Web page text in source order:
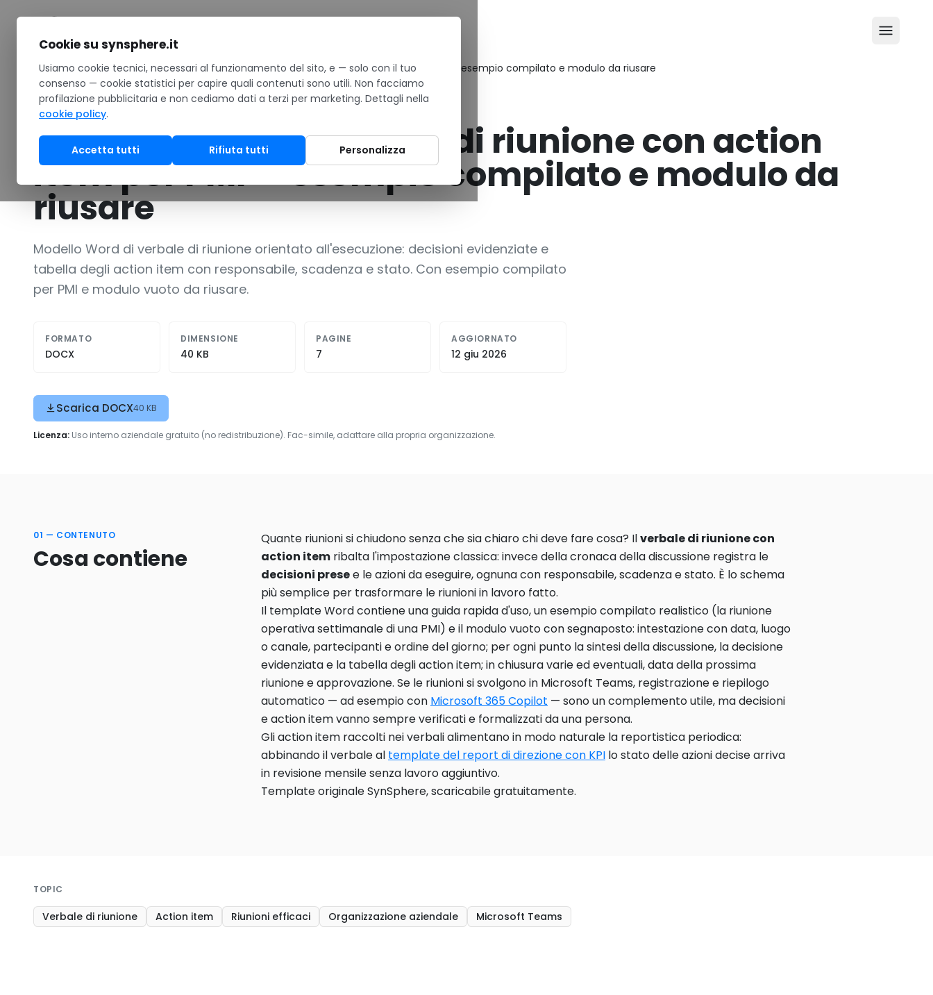
Home/Risorse/Download/Template Word: verbale di riunione con action item per PMI — esempio compilato e modulo da riusare
TEMPLATE WORD Business / PMI
Template Word: verbale di riunione con action
item per PMI — esempio compilato e modulo da
riusare
Modello Word di verbale di riunione orientato all'esecuzione: decisioni evidenziate e
tabella degli action item con responsabile, scadenza e stato. Con esempio compilato
per PMI e modulo vuoto da riusare.
FORMATO
DOCX
DIMENSIONE
40 KB
PAGINE
7
AGGIORNATO
12 giu 2026
Scarica DOCX40 KB
Licenza: Uso interno aziendale gratuito (no redistribuzione). Fac-simile, adattare alla propria organizzazione.
01 — CONTENUTO
Cosa contiene
Quante riunioni si chiudono senza che sia chiaro chi deve fare cosa? Ilverbale di riunione con
action item ribalta l'impostazione classica: invece della cronaca della discussione registra le
decisioni presee le azioni da eseguire, ognuna con responsabile, scadenza e stato. È lo schema
più semplice per trasformare le riunioni in lavoro fatto.
Il template Word contiene una guida rapida d'uso, un esempio compilato realistico (la riunione
operativa settimanale di una PMI) e il modulo vuoto con segnaposto: intestazione con data, luogo
o canale, partecipanti e ordine del giorno; per ogni punto la sintesi della discussione, la decisione
evidenziata e la tabella degli action item; in chiusura varie ed eventuali, data della prossima
riunione e approvazione. Se le riunioni si svolgono in Microsoft Teams, registrazione e riepilogo
automatico — ad esempio con Microsoft 365 Copilot — sono un complemento utile, ma decisioni
e action item vanno sempre verificati e formalizzati da una persona.
Gli action item raccolti nei verbali alimentano in modo naturale la reportistica periodica:
abbinando il verbale al template del report di direzione con KPI lo stato delle azioni decise arriva
in revisione mensile senza lavoro aggiuntivo.
Template originale SynSphere, scaricabile gratuitamente.
TOPIC
Verbale di riunione Action item Riunioni efficaci Organizzazione aziendale Microsoft Teams
Cookie su synsphere.it
Usiamo cookie tecnici, necessari al funzionamento del sito, e — solo con il tuo
consenso — cookie statistici per capire quali contenuti sono utili. Non facciamo
profilazione pubblicitaria e non cediamo dati a terzi per marketing. Dettagli nella
cookie policy.
Accetta tutti Rifiuta tutti Personalizza